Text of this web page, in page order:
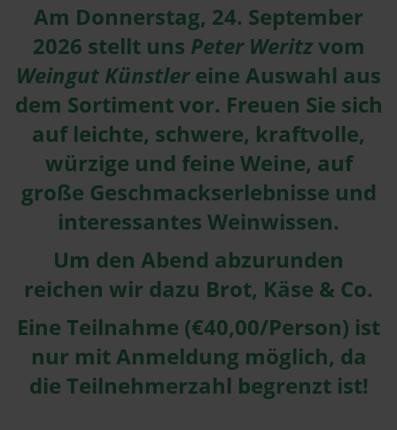
Am Donnerstag, 24. September
2026 stellt uns Peter Weritzvom
Weingut Künstlereine Auswahl aus
dem Sortiment vor. Freuen Sie sich
auf leichte, schwere, kraftvolle,
würzige und feine Weine, auf
große Geschmackserlebnisse und
interessantes Weinwissen.
Um den Abend abzurunden
reichen wir dazu Brot, Käse & Co.
Eine Teilnahme (€40,00/Person) ist
nur mit Anmeldung möglich, da
die Teilnehmerzahl begrenzt ist!